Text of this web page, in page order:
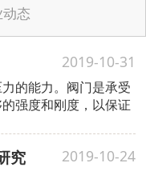
态
2019-10-31
的能力。阀门是承受
强度和刚度，以保证
究 2019-10-24